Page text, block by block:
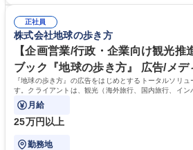
幅広い業務の体得が可能で、多様なキャリアパ
募集職種 【総務】未経験歓迎◎/リモート可/世
再雇用有
対処できる・新しいことに興味関心がある 【
取得や通信教育など費用の80%（年間25万円
賃の50%（月額7万円まで）を補助 学歴・資格 学歴：大学院 大学 語学
力： 資格：
正社員
株式会社地球の歩き方
【企画営業/行政・企業向け観光推
ブック『地球の歩き方』 広告/メデ
『地球の歩き方』の広告をはじめとするトータルソリ
す。クライアントは、観光（海外旅行、国内旅行、イン
たい国内外の行政や企業です。
月給
25万円以上
勤務地